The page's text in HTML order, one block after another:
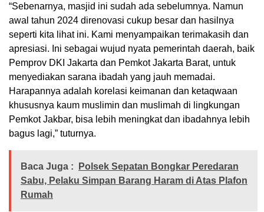
“Sebenarnya, masjid ini sudah ada sebelumnya. Namun
awal tahun 2024 direnovasi cukup besar dan hasilnya
seperti kita lihat ini. Kami menyampaikan terimakasih dan
apresiasi. Ini sebagai wujud nyata pemerintah daerah, baik
Pemprov DKI Jakarta dan Pemkot Jakarta Barat, untuk
menyediakan sarana ibadah yang jauh memadai.
Harapannya adalah korelasi keimanan dan ketaqwaan
khususnya kaum muslimin dan muslimah di lingkungan
Pemkot Jakbar, bisa lebih meningkat dan ibadahnya lebih
bagus lagi,” tuturnya.
Baca Juga :
Polsek Sepatan Bongkar Peredaran
Sabu, Pelaku Simpan Barang Haram di Atas Plafon
Rumah